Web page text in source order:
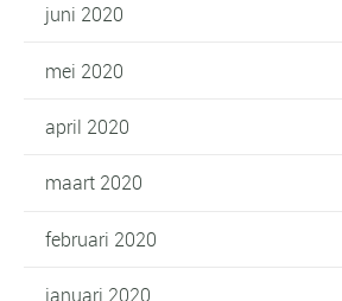
juni 2020
mei 2020
april 2020
maart 2020
februari 2020
januari 2020